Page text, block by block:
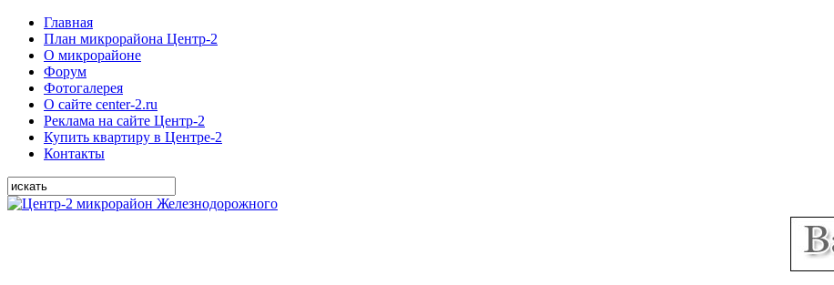
Главная
План микрорайона Центр-2
О микрорайоне
Форум
Фотогалерея
О сайте center-2.ru
Реклама на сайте Центр-2
Купить квартиру в Центре-2
Контакты